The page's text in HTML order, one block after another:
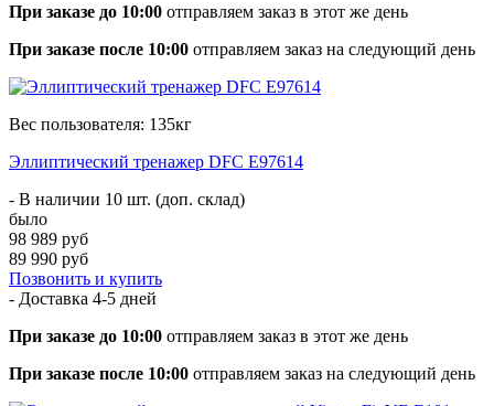
При заказе до 10:00 отправляем заказ в этот же день
При заказе после 10:00 отправляем заказ на следующий день
Вес пользователя: 135кг
Эллиптический тренажер DFC E97614
- В наличии 10 шт. (доп. склад)
было
98 989 руб
89 990 руб
Позвонить и купить
- Доставка 4-5 дней
При заказе до 10:00 отправляем заказ в этот же день
При заказе после 10:00 отправляем заказ на следующий день